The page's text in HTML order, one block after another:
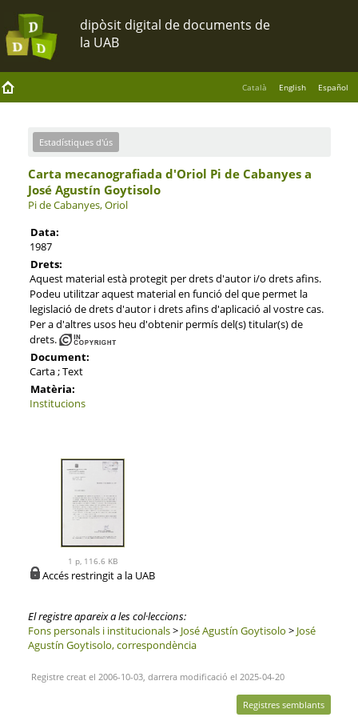
Català English Español
Estadístiques d'ús
Carta mecanografiada d'Oriol Pi de Cabanyes a
José Agustín Goytisolo
Pi de Cabanyes, Oriol
Data:
1987
Drets:
Aquest material està protegit per drets d'autor i/o drets afins.
Podeu utilitzar aquest material en funció del que permet la
legislació de drets d'autor i drets afins d'aplicació al vostre cas.
Per a d'altres usos heu d'obtenir permís del(s) titular(s) de
drets.
Document:
Carta ; Text
Matèria:
Institucions
1 p, 116.6 KB
Accés restringit a la UAB
El registre apareix a les col·leccions:
Fons personals i institucionals> José Agustín Goytisolo > José
Agustín Goytisolo, correspondència
Registre creat el 2006-10-03, darrera modificació el 2025-04-20
Registres semblants